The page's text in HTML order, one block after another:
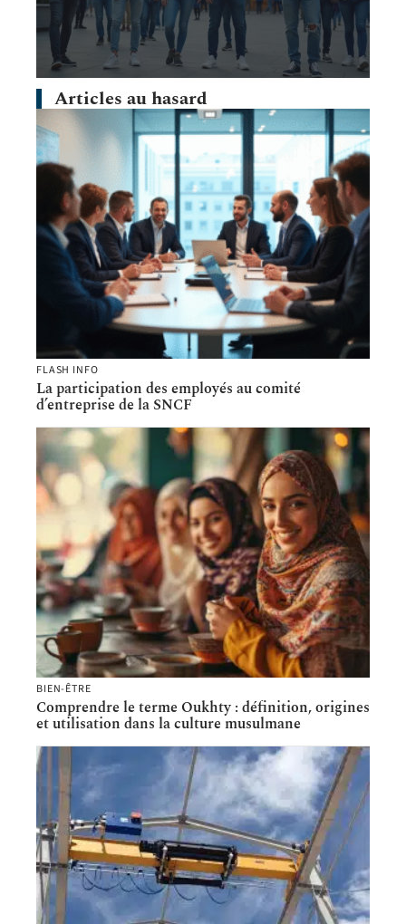
Articles au hasard
FLASH INFO
La participation des employés au comité
d’entreprise de la SNCF
BIEN-ÊTRE
Comprendre le terme Oukhty : définition, origines
et utilisation dans la culture musulmane